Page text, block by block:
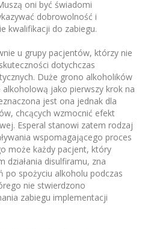
oni być świadomi
dobrowolność i
kwalifikacji do zabiegu.
u grupy pacjentów, którzy nie
dotychczas
Duże grono alkoholików
jako pierwszy krok na
jest ona jednak dla
chcących wzmocnić efekt
Esperal stanowi zatem rodzaj
wspomagającego proces
może każdy pacjent, który
działania disulfiramu, zna
po spożyciu alkoholu podczas
nie stwierdzono
zabiegu implementacji